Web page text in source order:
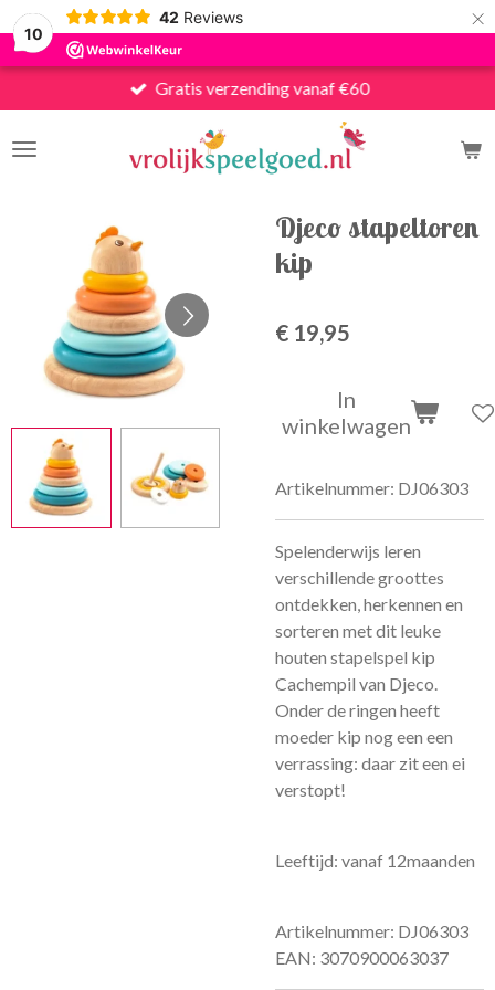
10
42 Reviews ×
Gratis verzending vanaf €60
Djeco stapeltoren
kip
€ 19,95
In
winkelwagen
Artikelnummer: DJ06303
Spelenderwijs leren
verschillende groottes
ontdekken, herkennen en
sorteren met dit leuke
houten stapelspel kip
Cachempil van Djeco.
Onder de ringen heeft
moeder kip nog een een
verrassing: daar zit een ei
verstopt!
Leeftijd: vanaf 12maanden
Artikelnummer: DJ06303
EAN: 3070900063037